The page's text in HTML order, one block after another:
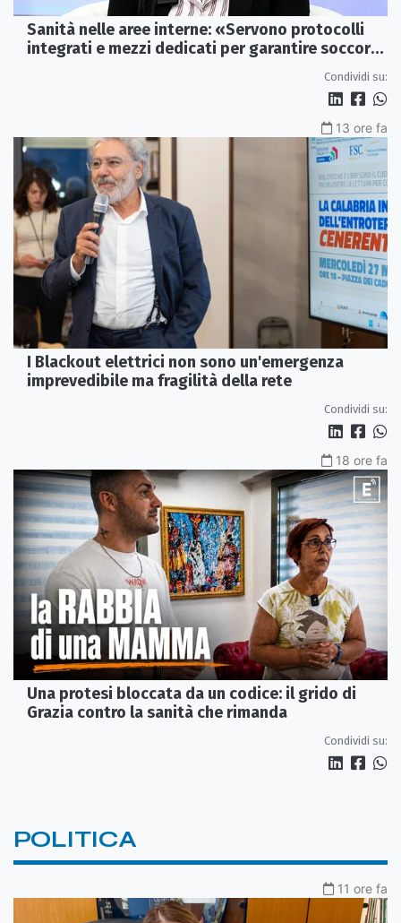
Sanità nelle aree interne: «Servono protocolli
integrati e mezzi dedicati per garantire soccorsi
Condividi su:
13 ore fa
I Blackout elettrici non sono un'emergenza
imprevedibile ma fragilità della rete
Condividi su:
18 ore fa
Una protesi bloccata da un codice: il grido di
Grazia contro la sanità che rimanda
Condividi su:
POLITICA
11 ore fa